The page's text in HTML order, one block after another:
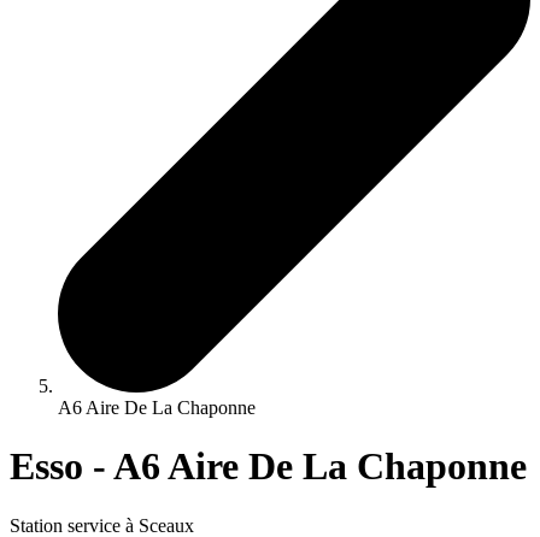
A6 Aire De La Chaponne
Esso - A6 Aire De La Chaponne
Station service à Sceaux